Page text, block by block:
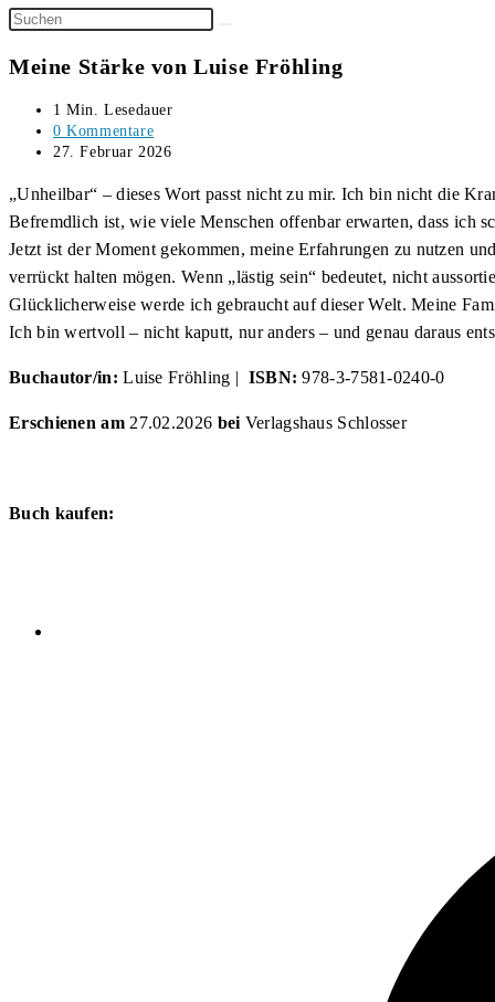
Diese
durchsuchen
Meine Stärke von Luise Fröhling
Lesedauer:
1 Min. Lesedauer
Beitrags-
Kommentare:
0 Kommentare
Beitrag
27. Februar 2026
„Unheilbar“ – dieses Wort passt nicht zu mir. Ich bin nicht die
Befremdlich ist, wie viele Menschen offenbar erwarten, dass ich
Jetzt ist der Moment gekommen, meine Erfahrungen zu nutzen
verrückt halten mögen. Wenn „lästig sein“ bedeutet, nicht
Glücklicherweise werde ich gebraucht auf dieser Welt. Meine
Ich bin wertvoll – nicht kaputt, nur anders – und genau daraus
Buchautor/in:Luise Fröhling | ISBN:978-3-7581-0240-0
Erschienen am27.02.2026 bei Verlagshaus Schlosser
Buch kaufen: